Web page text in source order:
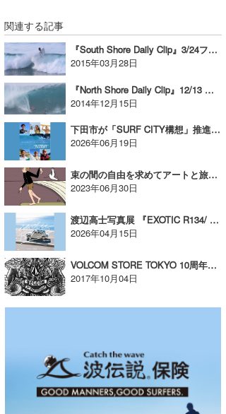
関連する記事
『South Shore Daily Clip』3/24フライズセッション。
2015年03月28日
『North Shore Daily Clip』12/13 ビラボンパイプマスター。
2014年12月15日
下田市が「SURF CITY構想」推進事業としてサーファーインタビューを公開
2026年06月19日
束の間の自由を求めてアートと旅する作品展「FREETIME」が開催！【AD】
2023年06月30日
渡辺高士写真展 『EXOTIC R134/ Kamakura』開催【AD】
2026年04月15日
VOLCOM STORE TOKYO 10周年記念イベント with Jamie Lynn & SCHOPH 開催のお知らせ
2017年10月04日
大野”MAR”修聖
喜納海人
H
KID
KOBU
KY
MIN
mitz
OYZ
S.K
Soulman
VAGY
YUKI☆
たっちー